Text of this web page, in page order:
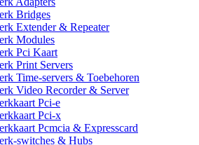
Bridges
Extender & Repeater
Modules
Pci Kaart
Print Servers
Time-servers & Toebehoren
Video Recorder & Server
Pci-e
Pci-x
Pcmcia & Expresscard
switches & Hubs